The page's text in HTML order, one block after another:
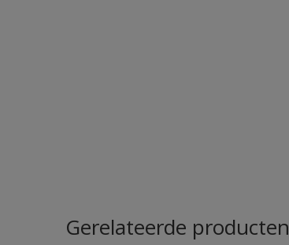
Gerelateerde producten